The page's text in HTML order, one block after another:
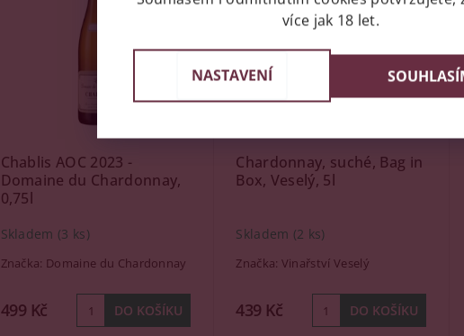
Chablis AOC 2023 -
Domaine du Chardonnay,
0,75l
Skladem (3 ks)
Značka: Domaine du Chardonnay
499 Kč
Chardonnay, suché, Bag in
Box, Veselý, 5l
Skladem (2 ks)
Značka: Vinařství Veselý
439 Kč
více jak 18 let.
NASTAVENÍ